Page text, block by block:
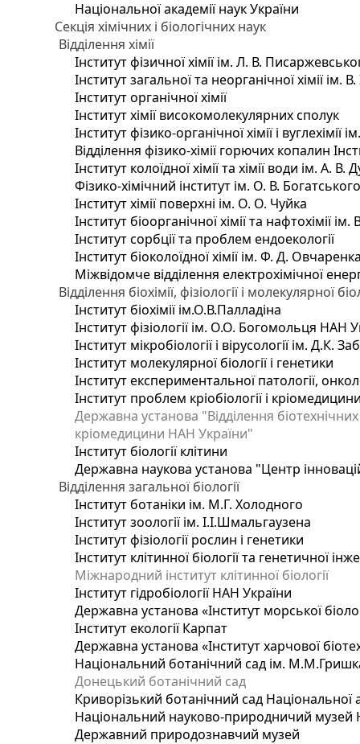
Національної академії наук України
Секція хімічних і біологічних наук
Відділення хімії
Інститут фізичної хімії ім. Л. В.
Інститут загальної та неорганічної хімії ім.
Інститут органічної хімії
Інститут хімії високомолекулярних сполук
Інститут фізико-органічної хімії і
Відділення фізико-хімії горючих копалин
Інститут колоїдної хімії та хімії води ім. А.
Фізико-хімічний інститут ім. О. В.
Інститут хімії поверхні ім. О. О. Чуйка
Інститут біоорганічної хімії та нафтохімії
Інститут сорбції та проблем ендоекології
Інститут біоколоїдної хімії ім. Ф. Д.
Міжвідомче відділення електрохімічної
Відділення біохімії, фізіології і молекулярної
Інститут біохімії ім.О.В.Палладіна
Інститут фізіології ім. О.О. Богомольця НАН
Інститут мікробіології і вірусології ім. Д.К.
Інститут молекулярної біології і генетики
Інститут експериментальної патології,
Інститут проблем кріобіології і
Державна установа "Відділення
кріомедицини НАН України"
Інститут біології клітини
Державна наукова установа "Центр
Відділення загальної біології
Інститут ботаніки ім. М.Г. Холодного
Інститут зоології ім. І.І.Шмальгаузена
Інститут фізіології рослин і генетики
Інститут клітинної біології та генетичної
Міжнародний інститут клітинної біології
Інститут гідробіології НАН України
Державна установа «Інститут морської
Інститут екології Карпат
Державна установа «Інститут харчової
Національний ботанічний сад ім.
Донецький ботанічний сад
Криворізький ботанічний сад Національної
Національний науково-природничий музей
Державний природознавчий музей